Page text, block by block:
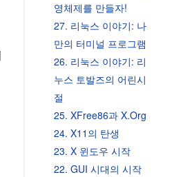
영체제를 만들자!
27. 리눅스 이야기: 나
만의 터미널 프로그램
26. 리눅스 이야기: 리
누스 토발즈의 어린시
절
25. XFree86과 X.Org
24. X11의 탄생
23. X 윈도우 시작
22. GUI 시대의 시작